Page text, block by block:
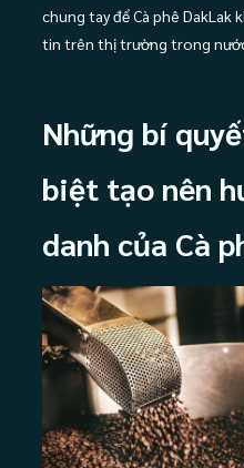
chung tay để Cà phê DakLak
tin trên thị trường trong
Những bí
biệt tạo nên
danh của Cà